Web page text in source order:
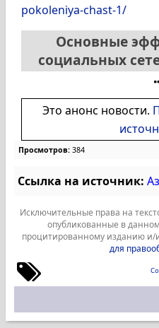
pokoleniya-chast-1/
Основные
социальных
Это анонс новости.
Просмотров: 384
Ссылка на источник:
Исключительные права на
опубликованные в
процитированному изданию и/
для